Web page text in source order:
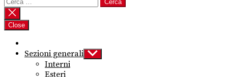
per:
Close
Sezioni generali Show
sub
Interni
Esteri